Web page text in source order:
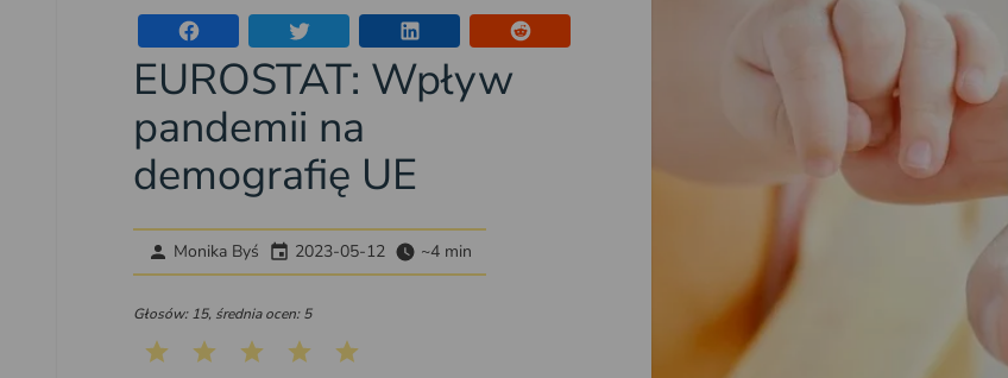
EUROSTAT: Wpływ
pandemii na
demografię UE
Monika Byś 2023-05-12 ~4 min
Głosów: 15, średnia ocen: 5